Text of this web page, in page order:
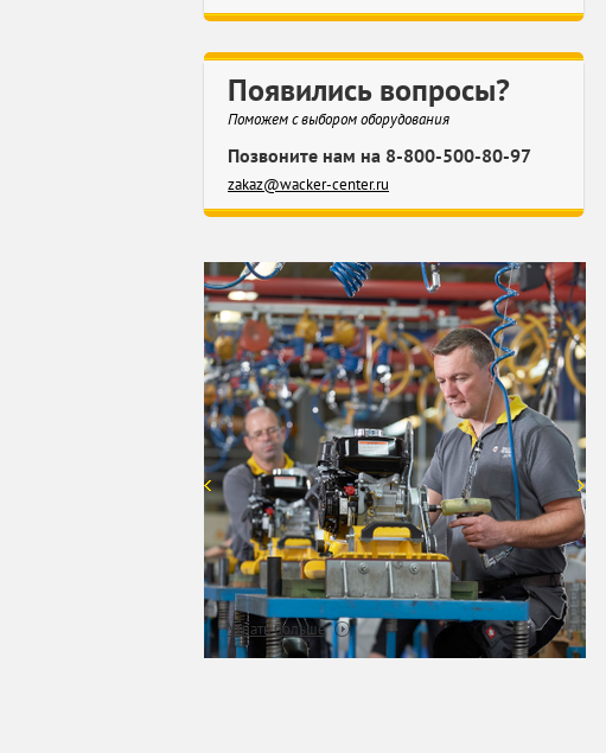
Появились вопросы?
Поможем с выбором оборудования
Позвоните нам на 8-800-500-80-97
zakaz@wacker-center.ru
Узнать больше